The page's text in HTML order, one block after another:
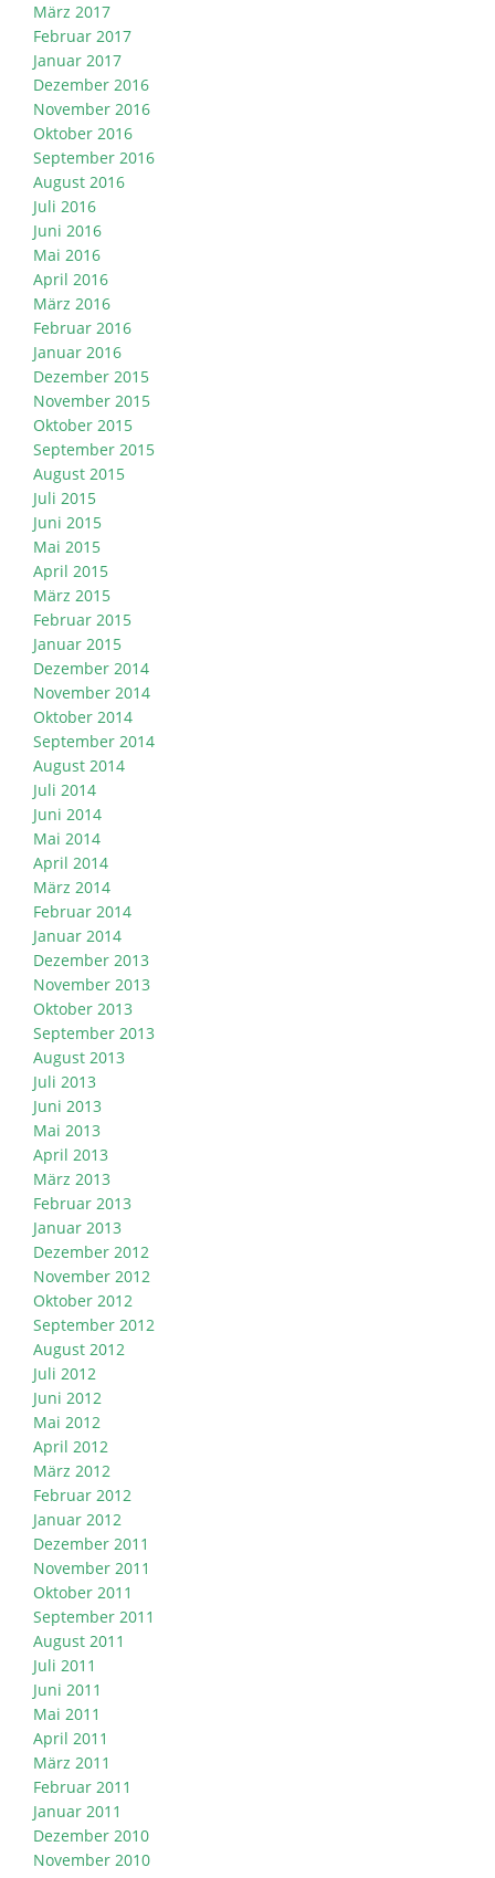
März 2017
Februar 2017
Januar 2017
Dezember 2016
November 2016
Oktober 2016
September 2016
August 2016
Juli 2016
Juni 2016
Mai 2016
April 2016
März 2016
Februar 2016
Januar 2016
Dezember 2015
November 2015
Oktober 2015
September 2015
August 2015
Juli 2015
Juni 2015
Mai 2015
April 2015
März 2015
Februar 2015
Januar 2015
Dezember 2014
November 2014
Oktober 2014
September 2014
August 2014
Juli 2014
Juni 2014
Mai 2014
April 2014
März 2014
Februar 2014
Januar 2014
Dezember 2013
November 2013
Oktober 2013
September 2013
August 2013
Juli 2013
Juni 2013
Mai 2013
April 2013
März 2013
Februar 2013
Januar 2013
Dezember 2012
November 2012
Oktober 2012
September 2012
August 2012
Juli 2012
Juni 2012
Mai 2012
April 2012
März 2012
Februar 2012
Januar 2012
Dezember 2011
November 2011
Oktober 2011
September 2011
August 2011
Juli 2011
Juni 2011
Mai 2011
April 2011
März 2011
Februar 2011
Januar 2011
Dezember 2010
November 2010